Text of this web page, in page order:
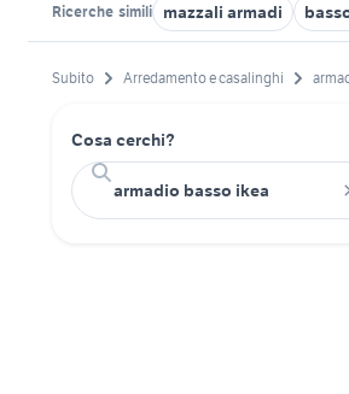
Ricerche simili mazzali armadi
Subito Arredamento e casalinghi
Cosa cerchi?